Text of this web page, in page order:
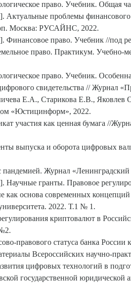
право. Учебник. Общая
Актуальные проблемы
Москва: РУСАЙНС, 2022.
Финансовое право. Учебник //под
право. Практикум. Учебно-
право. Учебник.
свидетельства // Журнал
Е.А., Старикова Е.В., Яковлев
«Юстицинформ», 2022.
участия как ценная бумага //
выпуска и оборота цифровых
Журнал
Научные гранты. Правовое
как основа современных
2022. Т.1 № 1.
криптовалют в
правового статуса банка России
Всероссийских научно-
цифровых технологий в
государственной юридической